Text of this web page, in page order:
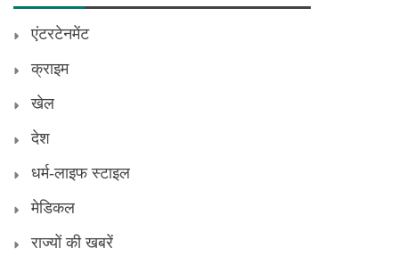
एंटरटेनमेंट
क्राइम
खेल
देश
धर्म-लाइफ स्टाइल
मेडिकल
राज्यों की खबरें